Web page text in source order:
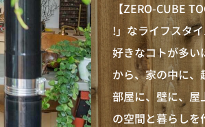
【ZERO-CUBE
!」なライフスタ
好きなコトが多い
から、家の中に、
部屋に、壁に、屋
の空間と暮らしを